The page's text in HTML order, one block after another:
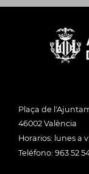
Plaça de
46002 València
Horarios: lunes a
Teléfono: 963 52